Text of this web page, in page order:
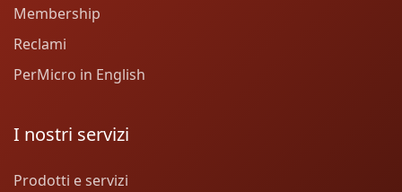
Membership
Reclami
PerMicro in English
I nostri servizi
Prodotti e servizi